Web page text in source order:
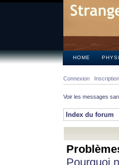
HOME
Connexion Inscription
Voir les messages
Index du forum
Pourquoi